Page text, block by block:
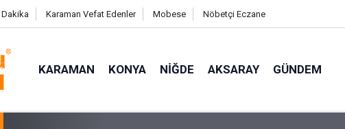
Karaman Vefat Edenler Mobese Nöbetçi Eczane
KARAMAN KONYA NIĞDE AKSARAY GÜNDEM